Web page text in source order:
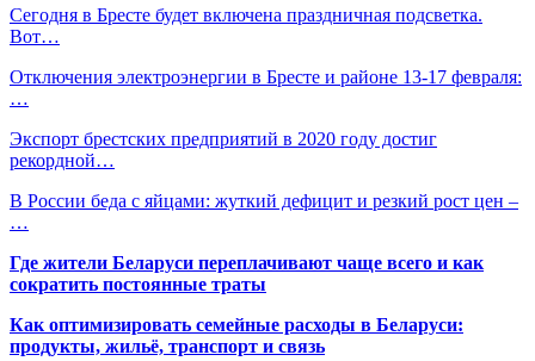
Сегодня в Бресте будет включена праздничная подсветка.
Вот…
Отключения электроэнергии в Бресте и районе 13-17 февраля:
…
Экспорт брестских предприятий в 2020 году достиг
рекордной…
В России беда с яйцами: жуткий дефицит и резкий рост цен –
…
Где жители Беларуси переплачивают чаще всего и как
сократить постоянные траты
Как оптимизировать семейные расходы в Беларуси:
продукты, жильё, транспорт и связь